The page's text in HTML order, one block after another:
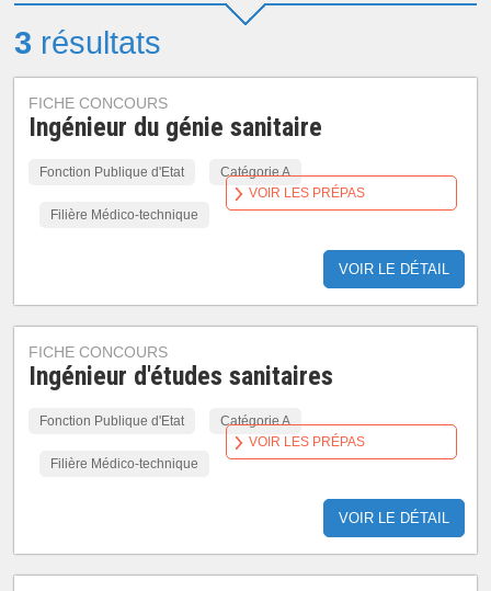
3 résultats
FICHE CONCOURS
Ingénieur du génie sanitaire
Fonction Publique d'Etat Catégorie A
Filière Médico-technique
VOIR LE DÉTAIL
VOIR LES PRÉPAS
FICHE CONCOURS
Ingénieur d'études sanitaires
Fonction Publique d'Etat Catégorie A
Filière Médico-technique
VOIR LE DÉTAIL
VOIR LES PRÉPAS